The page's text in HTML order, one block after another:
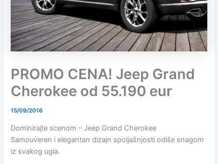
PROMO CENA! Jeep Grand
Cherokee od 55.190 eur
15/09/2016
Dominirajte scenom – Jeep Grand Cherokee
Samouveren i elegantan dizajn spoljašnjosti odiše snagom
iz svakog ugla.